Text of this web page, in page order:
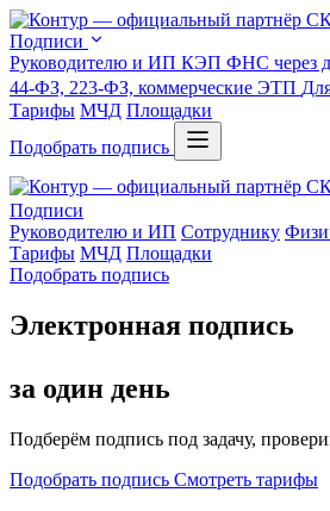
Подписи
Руководителю и ИП КЭП ФНС через
44-ФЗ, 223-ФЗ, коммерческие ЭТП
Тарифы МЧД Площадки
Подобрать подпись
Подписи
Руководителю и ИП Сотруднику
Тарифы МЧД Площадки
Подобрать подпись
Электронная подпись
за один день
Подберём подпись под задачу,
Подобрать подпись Смотреть тарифы